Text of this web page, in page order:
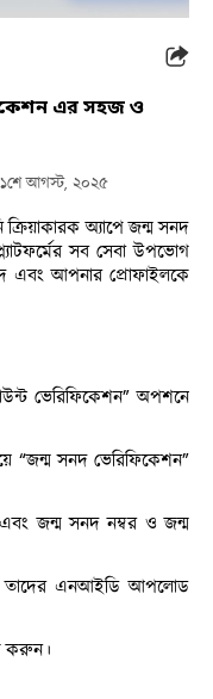
এর সহজ ও
আগস্ট, ২০২৫
অ্যাপে জন্ম সনদ
সব সেবা উপভোগ
এবং আপনার প্রোফাইলকে
ভেরিফিকেশন” অপশনে
“জন্ম সনদ ভেরিফিকেশন”
জন্ম সনদ নম্বর ও জন্ম
তাদের এনআইডি আপলোড
করুন।